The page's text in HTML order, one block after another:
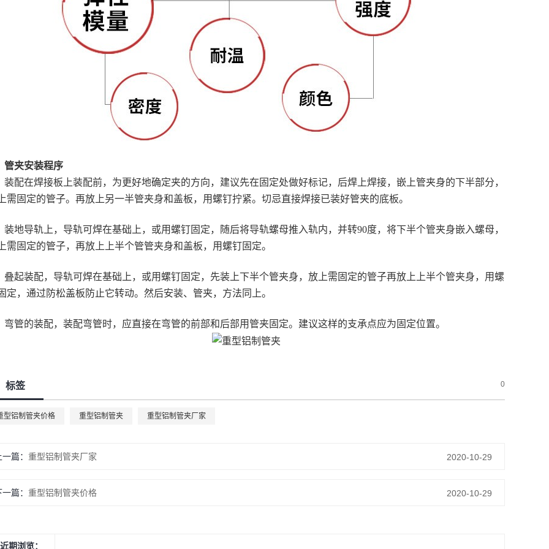
管夹安装程序
装配在焊接板上装配前，为更好地确定夹的方向，建议先在固定处做好标记，后焊上焊接，嵌上管夹身的下半部分，
需固定的管子。再放上另一半管夹身和盖板，用螺钉拧紧。切忌直接焊接已装好管夹的底板。
装地导轨上，导轨可焊在基础上，或用螺钉固定，随后将导轨螺母推入轨内，并转90度，将下半个管夹身嵌入螺母，
需固定的管子，再放上上半个管管夹身和盖板，用螺钉固定。
叠起装配，导轨可焊在基础上，或用螺钉固定，先装上下半个管夹身，放上需固定的管子再放上上半个管夹身，用螺
定，通过防松盖板防止它转动。然后安装、管夹，方法同上。
弯管的装配，装配弯管时，应直接在弯管的前部和后部用管夹固定。建议这样的支承点应为固定位置。
标签 0
型铝制管夹价格 重型铝制管夹 重型铝制管夹厂家
篇： 重型铝制管夹厂家 2020-10-29
篇： 重型铝制管夹价格 2020-10-29
近期浏览：